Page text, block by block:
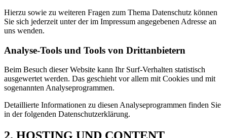
Hierzu sowie zu weiteren Fragen zum Thema Datenschutz können
Sie sich jederzeit unter der im Impressum angegebenen Adresse an
uns wenden.
Analyse-Tools und Tools von Drittanbietern
Beim Besuch dieser Website kann Ihr Surf-Verhalten statistisch
ausgewertet werden. Das geschieht vor allem mit Cookies und mit
sogenannten Analyseprogrammen.
Detaillierte Informationen zu diesen Analyseprogrammen finden Sie
in der folgenden Datenschutzerklärung.